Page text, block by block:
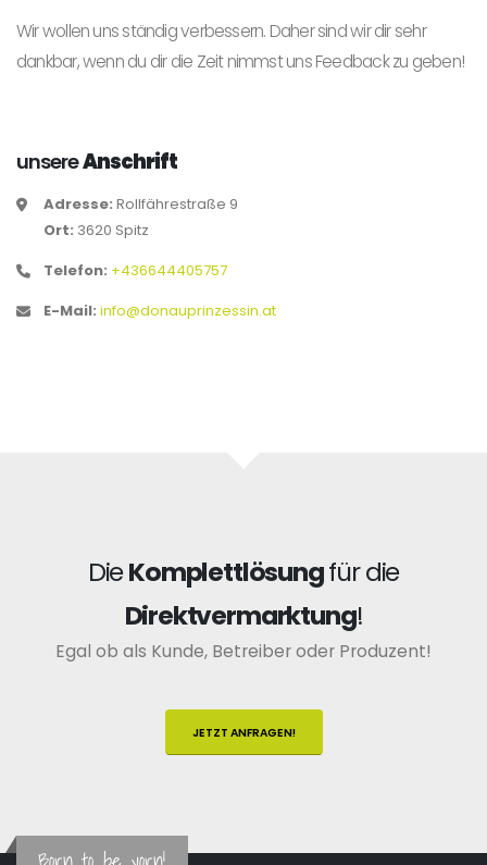
Wir wollen uns ständig verbessern. Daher sind wir dir sehr
dankbar, wenn du dir die Zeit nimmst uns Feedback zu geben!
unsereAnschrift
Adresse: Rollfährestraße 9
Ort: 3620 Spitz
Telefon: +436644405757
E-Mail: info@donauprinzessin.at
DieKomplettlösungfür die
Direktvermarktung!
Egal ob als Kunde, Betreiber oder Produzent!
JETZT ANFRAGEN!